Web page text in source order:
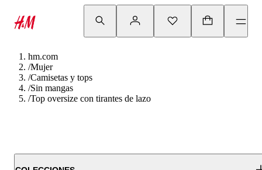
hm.com
/Mujer
/Camisetas y tops
/Sin mangas
/Top oversize con tirantes de lazo